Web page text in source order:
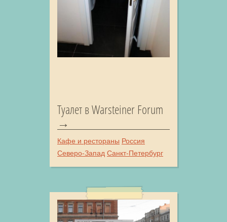
Туалет в Warsteiner Forum
Кафе и рестораны Россия
Северо-Запад Санкт-Петербург